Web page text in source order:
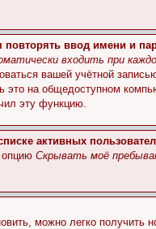
повторять ввод имени и
входить при
вашей учётной
на общедоступном
эту функцию.
активных
опцию Скрывать моё
можно легко